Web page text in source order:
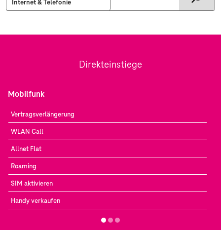
Direkteinstiege
Mobilfunk
Vertragsverlängerung
WLAN Call
Allnet Flat
Roaming
SIM aktivieren
Handy verkaufen